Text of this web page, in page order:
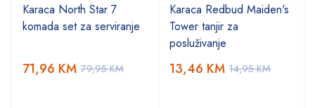
Karaca North Star 7
komada set za serviranje
79,95KM
71,96 KM
Karaca Redbud Maiden's
Tower tanjir za
posluživanje
14,95KM
13,46 KM